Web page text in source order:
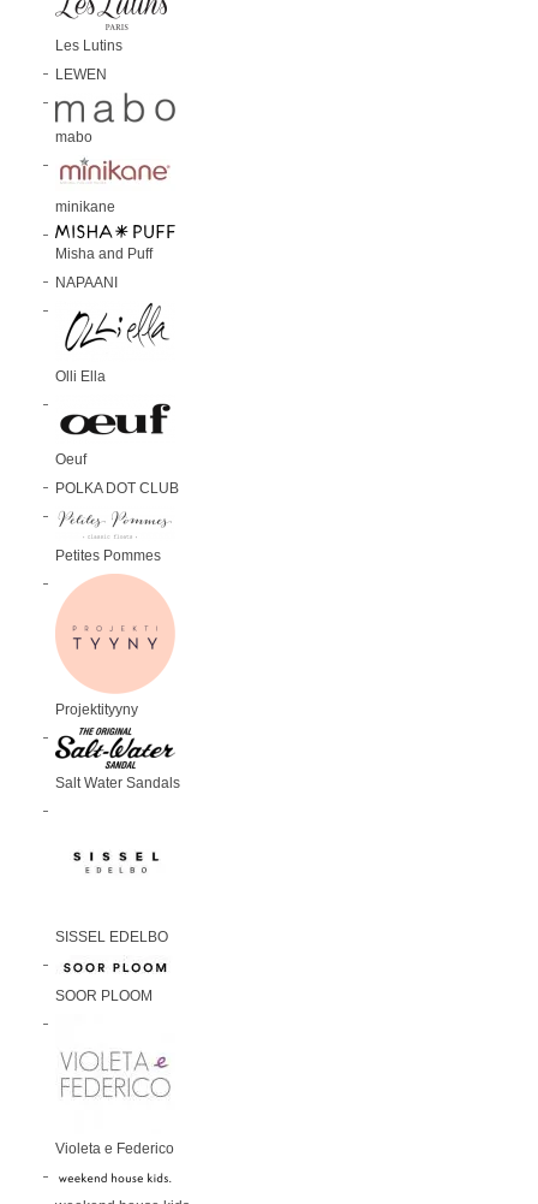
Les Lutins
LEWEN
mabo
minikane
Misha and Puff
NAPAANI
Olli Ella
Oeuf
POLKA DOT CLUB
Petites Pommes
Projektityyny
Salt Water Sandals
SISSEL EDELBO
SOOR PLOOM
Violeta e Federico